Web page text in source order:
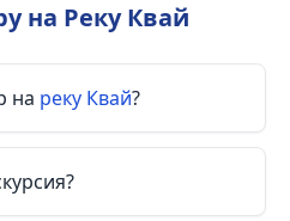
на Реку Квай
на реку Квай?